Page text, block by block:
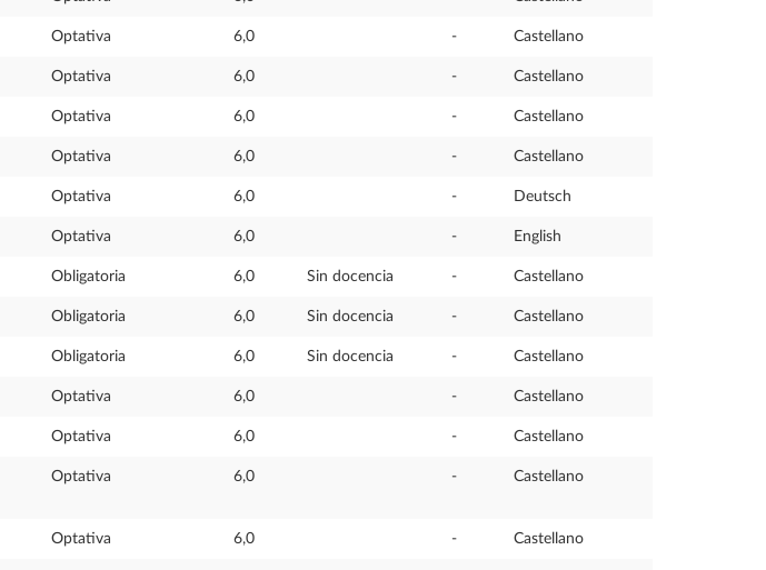
Optativa 6,0 - Castellano
Optativa 6,0 - Castellano
Optativa 6,0 - Castellano
Optativa 6,0 - Castellano
Optativa 6,0 - Deutsch
Optativa 6,0 - English
Obligatoria 6,0 Sin docencia - Castellano
Obligatoria 6,0 Sin docencia - Castellano
Obligatoria 6,0 Sin docencia - Castellano
Optativa 6,0 - Castellano
Optativa 6,0 - Castellano
Optativa 6,0 - Castellano
Optativa 6,0 - Castellano